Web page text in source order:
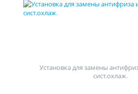
Установка для замены
сист.охлаж.